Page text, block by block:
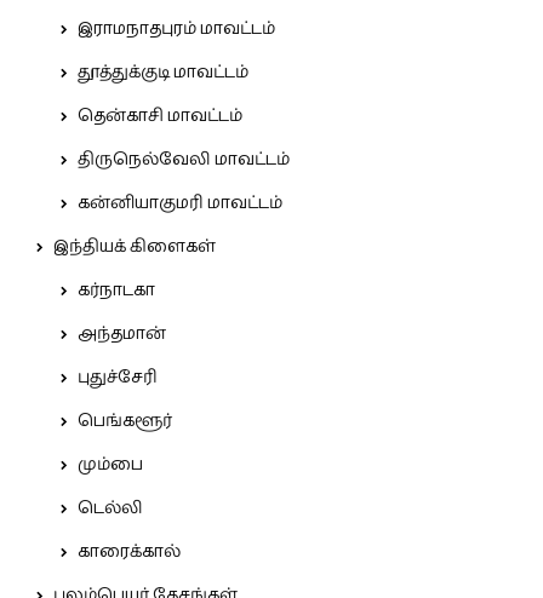
இராமநாதபுரம் மாவட்டம்
தூத்துக்குடி மாவட்டம்
தென்காசி மாவட்டம்
திருநெல்வேலி மாவட்டம்
கன்னியாகுமரி மாவட்டம்
இந்தியக் கிளைகள்
கர்நாடகா
அந்தமான்
புதுச்சேரி
பெங்களூர்
மும்பை
டெல்லி
காரைக்கால்